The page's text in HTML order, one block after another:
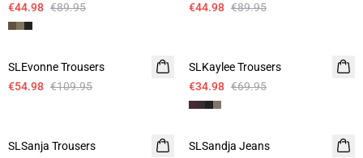
€44.98 €89.95
€44.98 €89.95
-50%
SLEvonne Trousers
€54.98 €109.95
SLKaylee Trousers
€34.98 €69.95
SLSanja Trousers
-50%
SLSandja Jeans